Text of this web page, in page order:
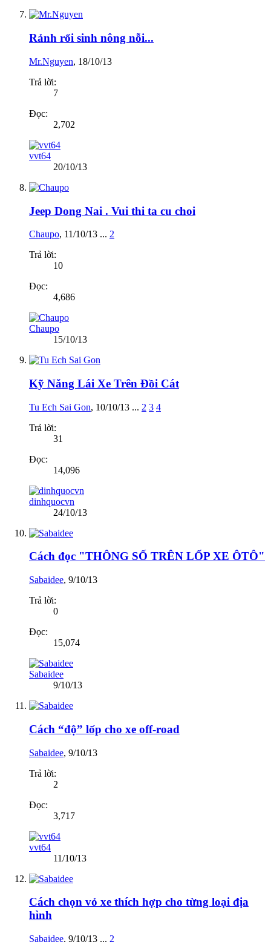
Rảnh rổi sinh nông nỗi...
Mr.Nguyen, 18/10/13
Trả lời:
7
Đọc:
2,702
vvt64
20/10/13
Jeep Dong Nai . Vui thi ta cu choi
Chaupo, 11/10/13 ... 2
Trả lời:
10
Đọc:
4,686
Chaupo
15/10/13
Kỹ Năng Lái Xe Trên Đồi Cát
Tu Ech Sai Gon, 10/10/13 ... 2 3 4
Trả lời:
31
Đọc:
14,096
dinhquocvn
24/10/13
Cách đọc "THÔNG SỐ TRÊN LỐP XE ÔTÔ"
Sabaidee, 9/10/13
Trả lời:
0
Đọc:
15,074
Sabaidee
9/10/13
Cách “độ” lốp cho xe off-road
Sabaidee, 9/10/13
Trả lời:
2
Đọc:
3,717
vvt64
11/10/13
Cách chọn vỏ xe thích hợp cho từng loại địa
hình
Sabaidee, 9/10/13 ... 2